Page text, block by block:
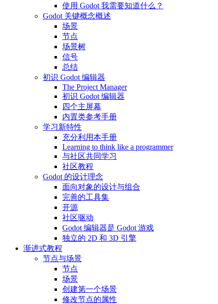
使用 Godot 我需要知道什么？
Godot 关键概念概述
场景
节点
场景树
信号
总结
初识 Godot 编辑器
The Project Manager
初识 Godot 编辑器
四个主屏幕
内置类参考手册
学习新特性
充分利用本手册
Learning to think like a programmer
与社区共同学习
社区教程
Godot 的设计理念
面向对象的设计与组合
完善的工具集
开源
社区驱动
Godot 编辑器是 Godot 游戏
独立的 2D 和 3D 引擎
渐进式教程
节点与场景
节点
场景
创建第一个场景
修改节点的属性